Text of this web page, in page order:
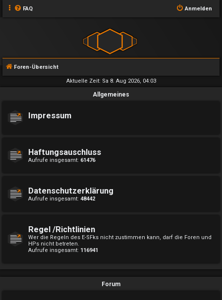
FAQ Anmelden
Foren-Übersicht
Aktuelle Zeit: Sa 8. Aug 2026, 04:03
Allgemeines
Impressum
Haftungsauschluss
Aufrufe insgesamt: 61476
Datenschutzerklärung
Aufrufe insgesamt: 48442
Regel /Richtlinien
Wer die Regeln des E-SFks nicht zustimmen kann, darf die Foren und
HPs nicht betreten.
Aufrufe insgesamt: 116941
Forum